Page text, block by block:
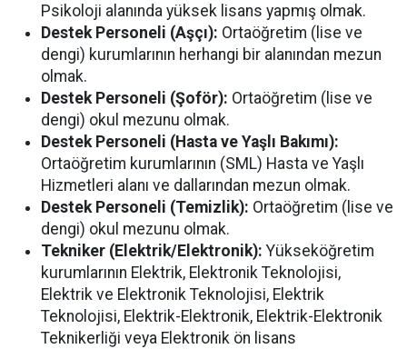
Psikoloji alanında yüksek lisans yapmış olmak.
Destek Personeli (Aşçı): Ortaöğretim (lise ve
dengi) kurumlarının herhangi bir alanından mezun
olmak.
Destek Personeli (Şoför): Ortaöğretim (lise ve
dengi) okul mezunu olmak.
Destek Personeli (Hasta ve Yaşlı Bakımı):
Ortaöğretim kurumlarının (SML) Hasta ve Yaşlı
Hizmetleri alanı ve dallarından mezun olmak.
Destek Personeli (Temizlik): Ortaöğretim (lise ve
dengi) okul mezunu olmak.
Tekniker (Elektrik/Elektronik): Yükseköğretim
kurumlarının Elektrik, Elektronik Teknolojisi,
Elektrik ve Elektronik Teknolojisi, Elektrik
Teknolojisi, Elektrik-Elektronik, Elektrik-Elektronik
Teknikerliği veya Elektronik ön lisans